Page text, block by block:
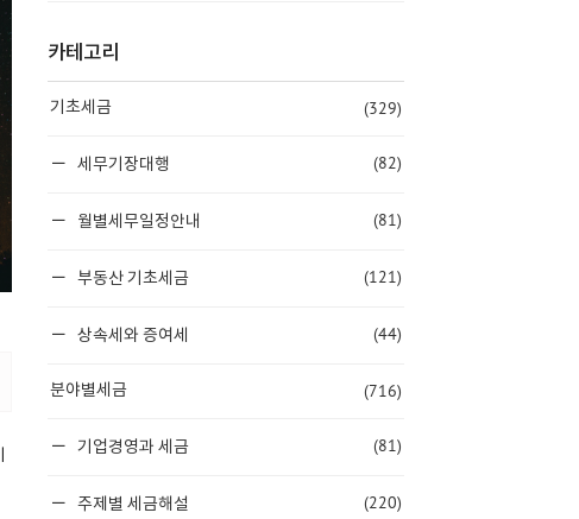
카테고리
기초세금 (329)
세무기장대행 (82)
월별세무일정안내 (81)
부동산 기초세금 (121)
상속세와 증여세 (44)
분야별세금 (716)
기업경영과 세금 (81)
주제별 세금해설 (220)